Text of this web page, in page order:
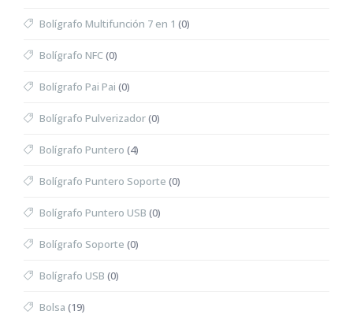
Bolígrafo Multifunción 7 en 1 (0)
Bolígrafo NFC(0)
Bolígrafo Pai Pai (0)
Bolígrafo Pulverizador(0)
Bolígrafo Puntero (4)
Bolígrafo Puntero Soporte (0)
Bolígrafo Puntero USB (0)
Bolígrafo Soporte (0)
Bolígrafo USB (0)
Bolsa (19)